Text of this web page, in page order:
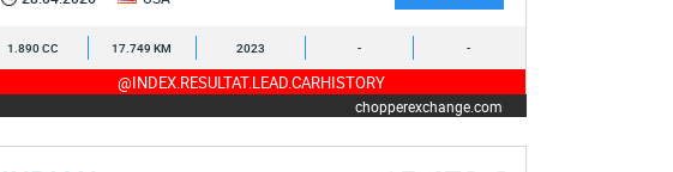
1.890 CC 17.749 KM 2023 - -
@INDEX.RESULTAT.LEAD.CARHISTORY
chopperexchange.com